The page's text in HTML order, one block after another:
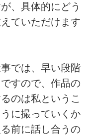
、具体的にどう
ていただけます
では、早い段階
すので、作品の
のは私というこ
に撮っていくか
前に話し合うの